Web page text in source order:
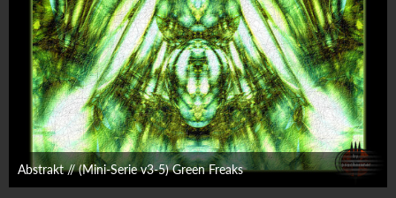
Abstrakt // (Mini-Serie v3-5) Green Freaks
28. Februar 2009